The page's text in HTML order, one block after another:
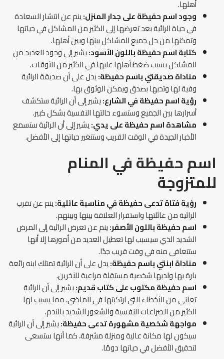
أهلها.
وجود اسم حفيظة على جدار المنزل:ينم عن انتشار السعادة
في حياة الرائية بعد تعرضها إلى الكثير من المشاكل في حياتها
وتمكنها من حل جميع المشاكل بينها وبين أهلها.
كتابة اسم حفيظة باللون الأسود:يشير إلى وجود العديد من
المشاكل بسبب ضغط أهلها عليها في الكثير من الأوقات.
مناداة صديقتي باسم حفيظة:يدل على أن صديقة الرائية
وفية لها وتحبها بصدق ويمكن الوثوق بها.
رؤية اسم حفيظة في الشارع:يشير إلى أن الرائية ستكشف
أسرارها بين الجميع وستسوء حالتها النفسية بشكل كبير.
مشاهدة اسم حفيظة على يدي:يشير إلى أن الرائية ستسمع
الأخبار الجيدة في الوقت القريب وستتغير حياتها إلى الأفضل.
اسم حفيظة في المنام
للمتزوجة
رؤية فتاة تدعى حفيظة في مناسبة عائلية:ينم عن تقرب
الرائية من عائلتها واستقرار العلاقة بينها وبينهم.
اسم حفيظة باللون الأصفر:ينم عن تعرض الرائية إلى المرض
الشديد الذي سيسبب لها تعطيل العديد من أمورها إلا أنها
ستتعافى منه في وقت قريب جدًا.
مناداة ابنتي باسم حفيظة:يدل على أن الرائية تمتلك ابنه رائعة
بارة بها ولديها شخصية مستقلة مراعية للآخرين.
اسم حفيظة مكتوب على كتاب قديم:يشير إلى أن الرائية
تعاني من الأخطاء التي ارتكبتها في الماضي، مما يسبب لها
الكثير من الصراعات النفسية والشعور الشديد بالندم.
مواجهة شخصية مشهورة تدعى حفيظة:يشير إلى أن الرائية
سيكون لها مكانة عالية ومنزلة مشرفة، كما أنها ستسعى
لتحقيق الأفضل في حياتها دومًا.